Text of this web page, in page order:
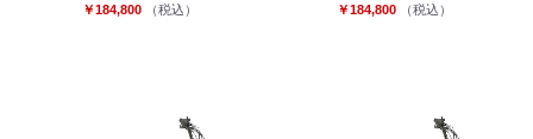
￥184,800 （税込） ￥184,800 （税込）